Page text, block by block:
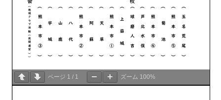
ページ 1 / 1 ズーム 100%